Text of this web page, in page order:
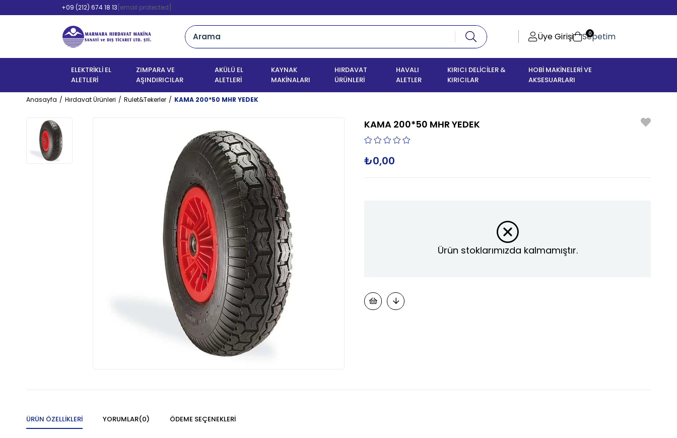
+09 (212) 674 18 13 [email protected]
Üye Girişi Sepetim
0
ELEKTRİKLİ EL
ALETLERİ
ZIMPARA VE
AŞINDIRICILAR
AKÜLÜ EL
ALETLERİ
KAYNAK
MAKİNALARI
HIRDAVAT
ÜRÜNLERİ
HAVALI
ALETLER
KIRICI DELİCİLER &
KIRICILAR
HOBİ MAKİNELERİ VE
AKSESUARLARI
Anasayfa Hırdavat Ürünleri Rulet&Tekerler KAMA 200*50 MHR YEDEK
KAMA 200*50 MHR YEDEK
₺0,00
Ürün stoklarımızda kalmamıştır.
ÜRÜN ÖZELLIKLERI YORUMLAR(0) ÖDEME SEÇENEKLERI